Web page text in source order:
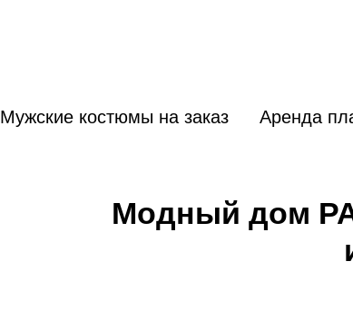
Мужские костюмы на заказ Аренда
Модный дом